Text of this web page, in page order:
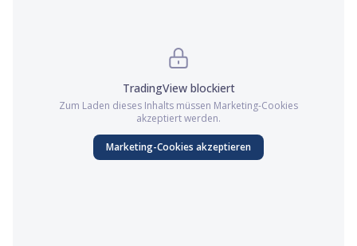
TradingViewblockiert
Zum Laden dieses Inhalts müssen Marketing-Cookies
akzeptiert werden.
Marketing-Cookies akzeptieren